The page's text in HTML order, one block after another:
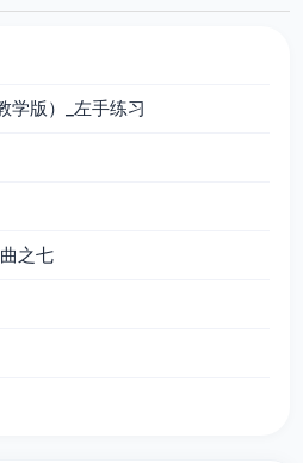
学版）_左手练习
之七